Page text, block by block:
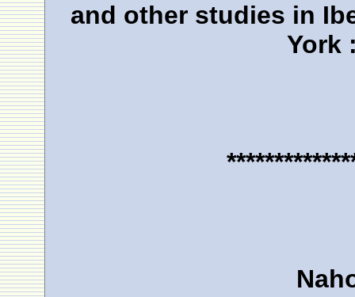
and other studies in
York